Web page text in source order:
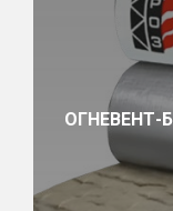
ОГНЕВЕНТ-